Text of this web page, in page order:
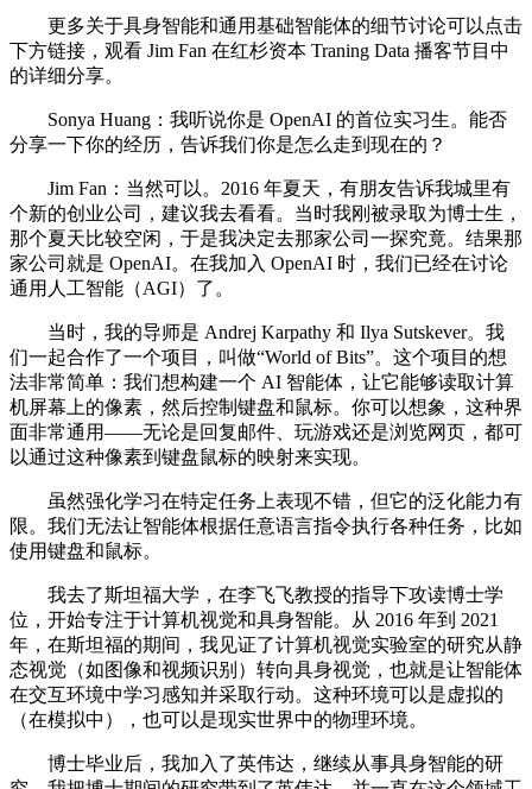
更多关于具身智能和通用基础智能体的细节讨论可以点击
下方链接，观看 Jim Fan 在红杉资本 Traning Data 播客节目中
的详细分享。
Sonya Huang：我听说你是 OpenAI 的首位实习生。能否
分享一下你的经历，告诉我们你是怎么走到现在的？
Jim Fan：当然可以。2016 年夏天，有朋友告诉我城里有
个新的创业公司，建议我去看看。当时我刚被录取为博士生，
那个夏天比较空闲，于是我决定去那家公司一探究竟。结果那
家公司就是 OpenAI。在我加入 OpenAI 时，我们已经在讨论
通用人工智能（AGI）了。
当时，我的导师是 Andrej Karpathy 和 Ilya Sutskever。我
们一起合作了一个项目，叫做“World of Bits”。这个项目的想
法非常简单：我们想构建一个 AI 智能体，让它能够读取计算
机屏幕上的像素，然后控制键盘和鼠标。你可以想象，这种界
面非常通用——无论是回复邮件、玩游戏还是浏览网页，都可
以通过这种像素到键盘鼠标的映射来实现。
虽然强化学习在特定任务上表现不错，但它的泛化能力有
限。我们无法让智能体根据任意语言指令执行各种任务，比如
使用键盘和鼠标。
我去了斯坦福大学，在李飞飞教授的指导下攻读博士学
位，开始专注于计算机视觉和具身智能。从 2016 年到 2021
年，在斯坦福的期间，我见证了计算机视觉实验室的研究从静
态视觉（如图像和视频识别）转向具身视觉，也就是让智能体
在交互环境中学习感知并采取行动。这种环境可以是虚拟的
（在模拟中），也可以是现实世界中的物理环境。
博士毕业后，我加入了英伟达，继续从事具身智能的研